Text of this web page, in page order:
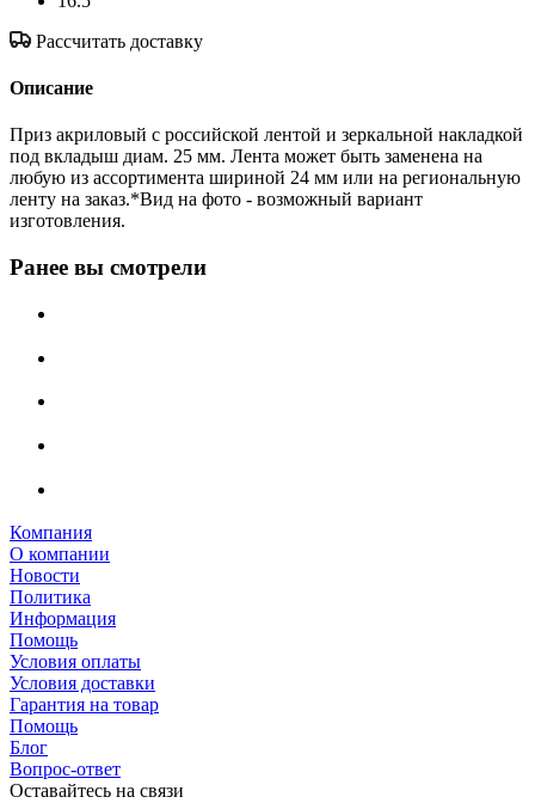
Рассчитать доставку
Описание
Приз акриловый с российской лентой и зеркальной накладкой
под вкладыш диам. 25 мм. Лента может быть заменена на
любую из ассортимента шириной 24 мм или на региональную
ленту на заказ.*Вид на фото - возможный вариант
изготовления.
Ранее вы смотрели
Компания
О компании
Новости
Политика
Информация
Помощь
Условия оплаты
Условия доставки
Гарантия на товар
Помощь
Блог
Вопрос-ответ
Оставайтесь на связи